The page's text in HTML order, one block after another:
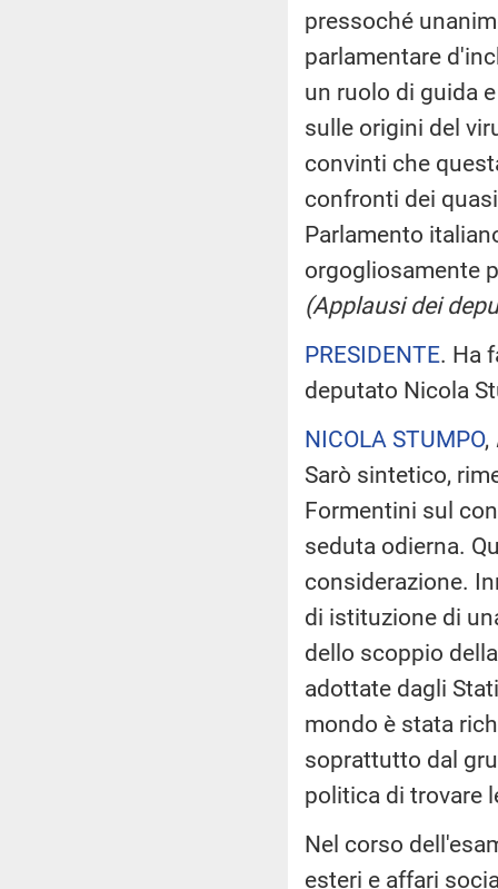
pressoché
parlamentare
un ruolo di guida
sulle origini del
convinti che
confronti dei
Parlamento
orgogliosamente
(Applausi dei
PRESIDENTE. Ha
deputato Nicola
NICOLA STUMPO,
Sarò sintetico,
Formentini sul
seduta odierna.
considerazione.
di istituzione di
dello scoppio
adottate dagli
mondo è stata
soprattutto dal
politica di trovare
Nel corso
esteri e affari